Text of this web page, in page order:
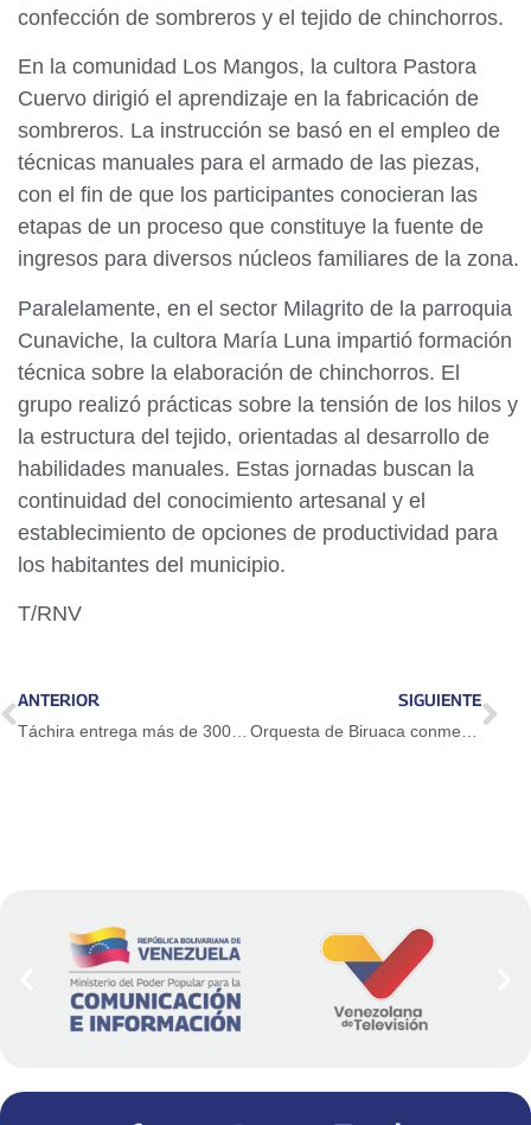
confección de sombreros y el tejido de chinchorros.
En la comunidad Los Mangos, la cultora Pastora
Cuervo dirigió el aprendizaje en la fabricación de
sombreros. La instrucción se basó en el empleo de
técnicas manuales para el armado de las piezas,
con el fin de que los participantes conocieran las
etapas de un proceso que constituye la fuente de
ingresos para diversos núcleos familiares de la zona.
Paralelamente, en el sector Milagrito de la parroquia
Cunaviche, la cultora María Luna impartió formación
técnica sobre la elaboración de chinchorros. El
grupo realizó prácticas sobre la tensión de los hilos y
la estructura del tejido, orientadas al desarrollo de
habilidades manuales. Estas jornadas buscan la
continuidad del conocimiento artesanal y el
establecimiento de opciones de productividad para
los habitantes del municipio.
T/RNV
ANTERIOR SIGUIENTE